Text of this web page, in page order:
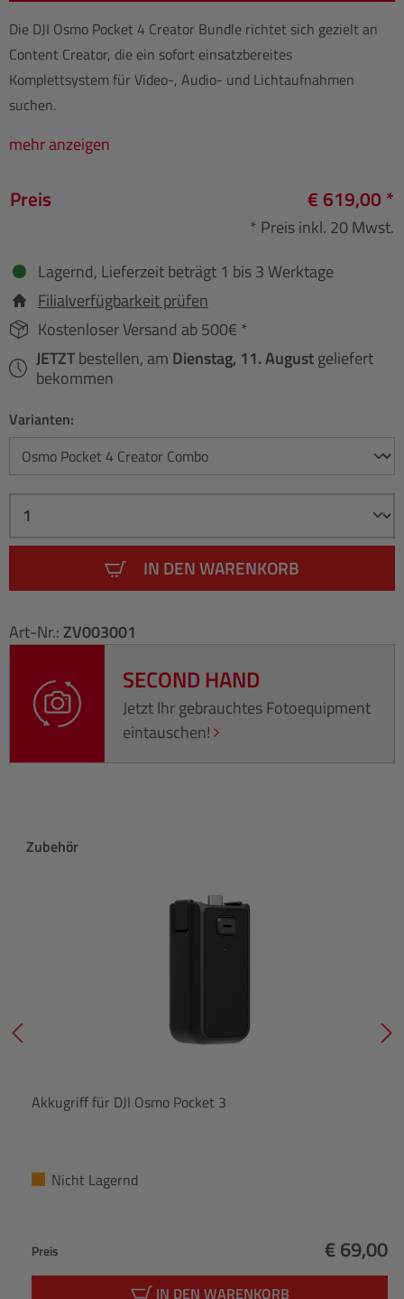
Die DJI Osmo Pocket 4 Creator Bundle richtet sich gezielt an
Content Creator, die ein sofort einsatzbereites
Komplettsystem für Video-, Audio- und Lichtaufnahmen
suchen.
mehr anzeigen
Preis € 619,00 *
* Preis inkl. 20 Mwst.
Lagernd, Lieferzeit beträgt 1 bis 3 Werktage
Filialverfügbarkeit prüfen
Kostenloser Versand ab 500€ *
JETZTbestellen, am Dienstag, 11. Augustgeliefert
bekommen
Varianten:
IN DEN WARENKORB
Art-Nr.: ZV003001
SECOND HAND
Jetzt Ihr gebrauchtes Fotoequipment
eintauschen!
Produktgalerie überspringen
Zubehör
Akkugriff für DJI Osmo Pocket 3
Nicht Lagernd
Preis € 69,00
IN DEN WARENKORB